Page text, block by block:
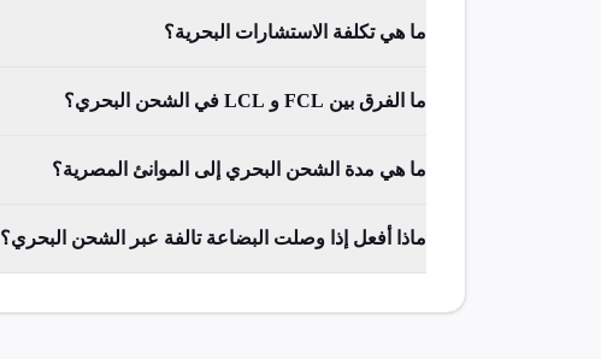
ما هي تكلفة الاستشارات البحرية؟
ما الفرق بين FCL و LCL في الشحن البحري؟
ما هي مدة الشحن البحري إلى الموانئ المصرية؟
ماذا أفعل إذا وصلت البضاعة تالفة عبر الشحن البحري؟